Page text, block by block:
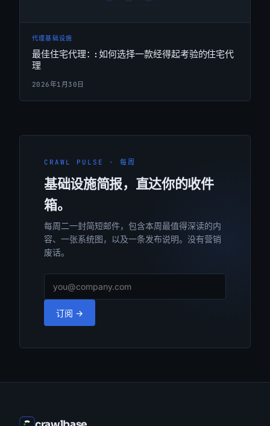
代理基础设施
最佳住宅代理：: 如何选择一款经得起考验的住宅代
理
2026年1月30日
CRAWL PULSE · 每周
基础设施简报，直达你的收件
箱。
每周二一封简短邮件，包含本周最值得深读的内
容、一张系统图，以及一条发布说明。没有营销
废话。
订阅 →